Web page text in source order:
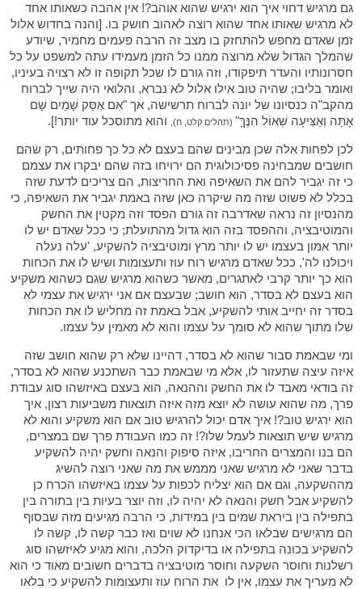
גם מרגיש דחוי איך הוא ירגיש שהוא אוהב?! אין אהבה כשאותו אחד
לא מרגיש שאותו אחד שהוא רוצה לאהוב חושק בו. [והנה בחדוש אלול
זמן שאדם מחפש להתחזק בו מצב זה הרבה פעמים מחמיר, שיודע
שהמלך הגדול שלא מרוצה ממנו כל הזמן מעמידו עתה למשפט על כל
חסרונותיו והעדר תיפקודו, וזה גורם לו שכל תקופה זו לא רצויה בעיניו,
ואומר בליבו; שהיה טוב אילו אלול לא נברא, והלואי היה שייך לברוח
מהקב"ה כנסיונו של יונה לברוח תרשישה, אך "אִם אֶסַּק שָׁמַיִם שָׁם
אָתָּה וְאַצִּיעָה שְּׁאוֹל הִנֶּךָּ" (תהלים קלט, ח), והוא מתוסכל עוד יותר!].
לכן לפחות אלה שכן מבינים שהם בעצם לא כל כך פחותים, רק שהם
חושבים שמבחינה פסיכולוגית הם ירויחו בזה שהם יבקרו את עצמם
כי זה יגביר להם את השאיפה ואת החריצות, הם צריכים לדעת שזה
בכלל לא פשוט שזה מה שיקרה כאן שזה באמת יגביר את השאיפה, כי
מהנסיון זה נראה שאדרבה זה גורם הפסד וזה מקטין את החשק
והמוטיבציה, וההפסד בזה הוא גדול מהתועלת; כי ככל שאדם יש לו
יותר אמון בעצמו יש לו יותר מרץ ומוטיבציה להשקיע, 'עלה נעלה
ויכולנו לה', ככל שאדם מרגיש רוח עוז ותעצומות ושיש לו את הכחות
הוא כך יותר קרבי לאתגרים, מאשר כשהוא מרגיש שגם כשהוא משקיע
הוא בעצם לא בסדר, הוא חושב; שבעצם אם אני ירגיש את עצמי לא
בסדר זה יחייב אותי להשקיע, אבל באמת זה מחליש לו את הכחות
שלו מתוך שהוא לא סומך על עצמו והוא לא מאמין על עצמו.
ומי שבאמת סבור שהוא לא בסדר, דהיינו שלא רק שהוא חושב שזה
איזה עיצה שתעזור לו, אלא מי שבאמת כבר השתכנע שהוא לא בסדר,
זה בודאי מאבד לו את החשק וההנאה, הוא בעצם באיזשהו סוג עבודת
פרך, מה שהוא עושה לא יוצא מזה איזה תוצאות משביעות רצון, איך
הוא ירגיש טוב?! איך אדם יכול להרגיש טוב אם הוא משקיע והוא לא
מרגיש שיש תוצאות לעמל שלו?! זה כמו העבודת פרך שם במצרים,
הם בנו והמצרים החריבו, איזה סיפוק והנאה וחשק יהיה להשקיע
בדבר שאני לא מרגיש שאני מממש את מה שאני רוצה להשיג
מההשקעה, וגם אם הוא יצליח לכפות על עצמו באיזשהו הכרח כן
להשקיע אבל חשק והנאה לא יהיה לו, וזה יוצר בעיות בין בתורה בין
בתפילה בין ביראת שמים בין במידות, כי הרבה מגיעים מזה שבסוף
הם מרגישים שבלאו הכי אנחנו לא שוים ואז כבר קשה לו, קשה לו
להשקיע בכונה בתפילה או בדיקדוק הלכה, והוא מגיע לאיזשהו סוג
רשלנות וחוסר השקעה וחוסר מוטיבציה בדברים חשובים מאוד כי הוא
לא מעריך את עצמו, אין לו את הרוח עוז ותעצומות להשקיע כי בלאו